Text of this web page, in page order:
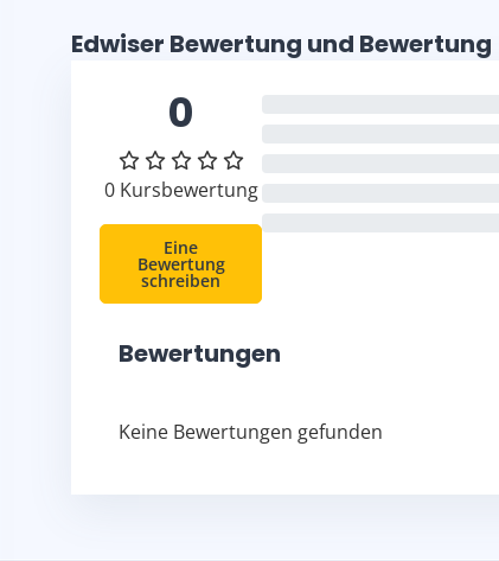
Edwiser Bewertung und Bewertung überspringen
Edwiser Bewertung und Bewertung
0
0 Kursbewertung
Eine
Bewertung
schreiben
Bewertungen
Keine Bewertungen gefunden